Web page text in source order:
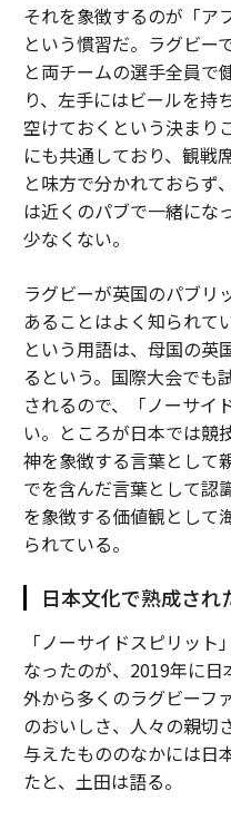
それを象徴するのが「ア
という慣習だ。ラグビー
と両チームの選手全員で
り、左手にはビールを持
空けておくという決まり
にも共通しており、観戦
と味方で分かれておらず
は近くのパブで一緒にな
少なくない。
ラグビーが英国のパブリ
あることはよく知られて
という用語は、母国の英
るという。国際大会でも
されるので、「ノーサイ
い。ところが日本では競
神を象徴する言葉として
でを含んだ言葉として認
を象徴する価値観として
られている。
日本文化で熟成され
「ノーサイドスピリッ
なったのが、2019年に
外から多くのラグビーフ
のおいしさ、人々の親切
与えたもののなかには日
たと、土田は語る。